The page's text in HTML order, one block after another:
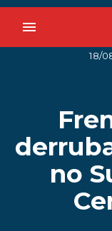
menu
18/
no